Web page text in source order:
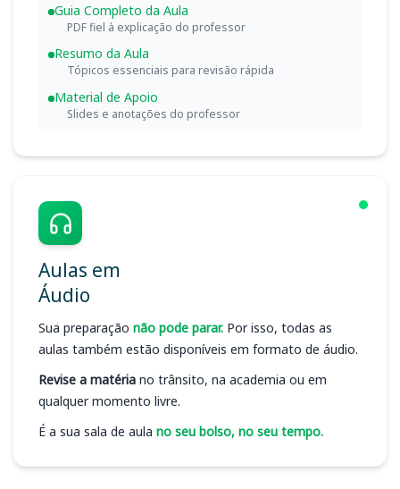
Guia Completo da Aula
PDF fiel à explicação do professor
Resumo da Aula
Tópicos essenciais para revisão rápida
Material de Apoio
Slides e anotações do professor
Aulas em
Áudio
Sua preparação não pode parar. Por isso, todas as
aulas também estão disponíveis em formato de áudio.
Revise a matéria no trânsito, na academia ou em
qualquer momento livre.
É a sua sala de aula no seu bolso, no seu tempo.